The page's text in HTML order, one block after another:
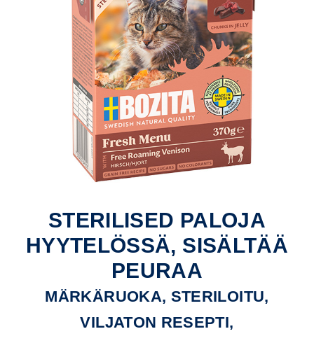
STERILISED PALOJA
HYYTELÖSSÄ, SISÄLTÄÄ
PEURAA
MÄRKÄRUOKA, STERILOITU,
VILJATON RESEPTI,